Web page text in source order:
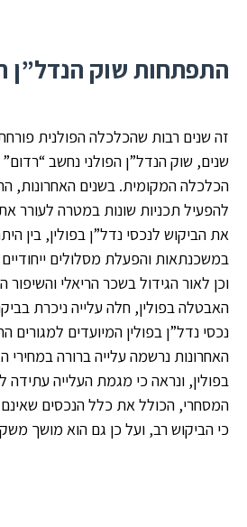
התפתחות שוק הנדל”ן
זה שנים רבות שהכלכלה הפולנית
שנים, שוק הנדל”ן הפולני נחשב
הכלכלה המקומית. בשנים האחרונות,
להפעיל תכניות שונות במטרה לעורר
את הביקוש לנכסי נדל”ן בפולין, בין
במשכנתאות והפעלת מסלולים
וכן לאור הגידול בשכר הריאלי
האבטלה בפולין, חלה עלייה ניכרת
נכסי נדל”ן בפולין המיועדים למגורים
האחרונות נרשמה עלייה ברורה במחירי
בפולין, ונראה כי מגמת העלייה
המסחרי, הכולל את כלל הנכסים שאינם
כי הביקוש רב, ועל כן גם הוא מושך